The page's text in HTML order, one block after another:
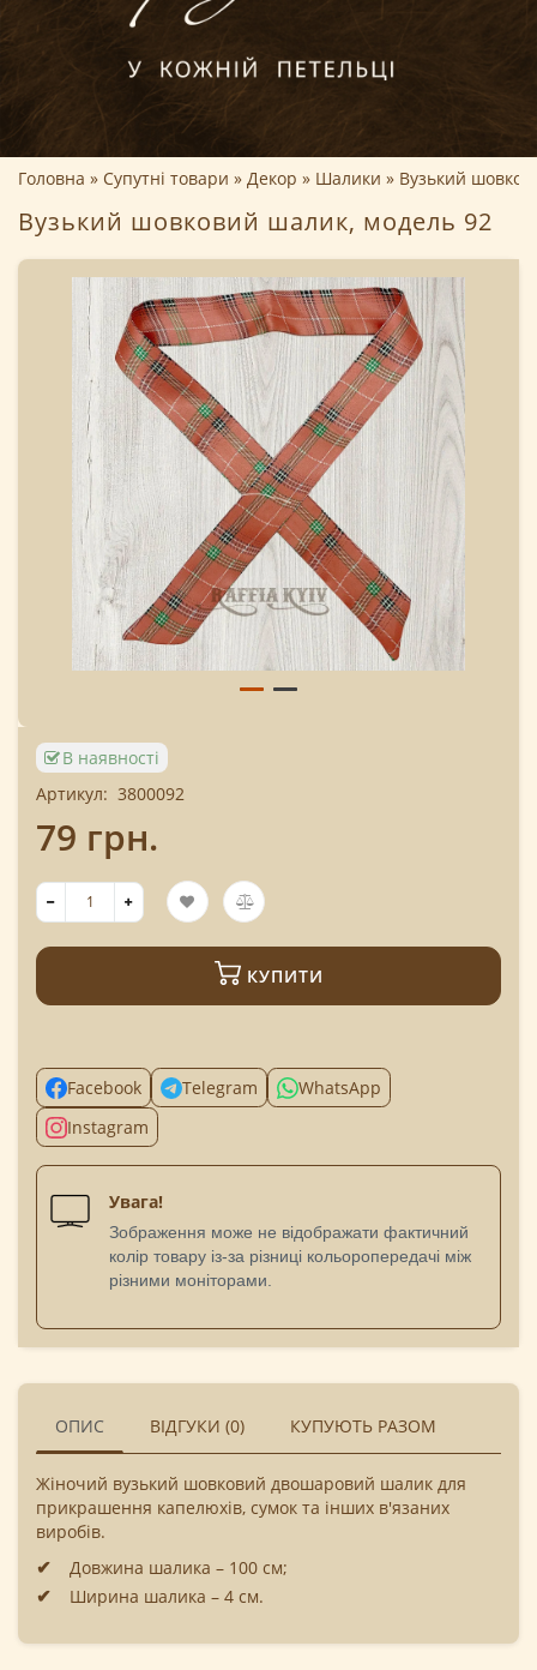
Головна Супутні товари Декор Шалики Вузький
Вузький шовковий шалик, модель 92
В наявності
Артикул: 3800092
79 грн.
КУПИТИ
Facebook Telegram
WhatsApp
Instagram
Увага!
Зображення може не відображати фактичний
колір товару із-за різниці кольоропередачі між
різними моніторами.
ОПИС ВІДГУКИ (0) КУПУЮТЬ РАЗОМ
Жіночий вузький шовковий двошаровий шалик для
прикрашення капелюхів, сумок та інших в'язаних
виробів.
Довжина шалика – 100 см;
Ширина шалика – 4 см.